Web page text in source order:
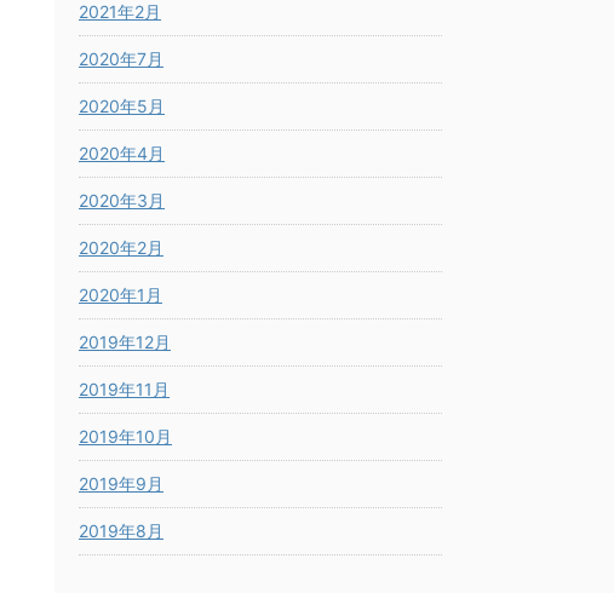
2021年2月
2020年7月
2020年5月
2020年4月
2020年3月
2020年2月
2020年1月
2019年12月
2019年11月
2019年10月
2019年9月
2019年8月